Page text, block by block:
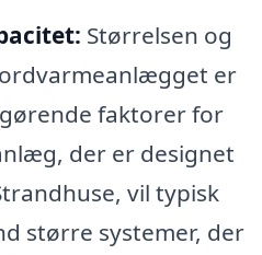
Størrelsen og
er
faktorer for
der er designet
vil typisk
større systemer, der